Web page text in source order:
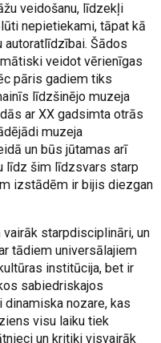
veidošanu, līdzekļi
nepietiekami, tāpat kā
autoratlīdzībai. Šādos
veidot vērienīgas
pāris gadiem tiks
līdzšinējo muzeja
ar XX gadsimta otrās
muzeja
un būs jūtamas arī
līdz šim līdzsvars starp
izstādēm ir bijis diezgan
starpdisciplināri, un
tādiem universālajiem
institūcija, bet ir
sabiedriskajos
nozare, kas
visu laiku tiek
un kritiķi visvairāk